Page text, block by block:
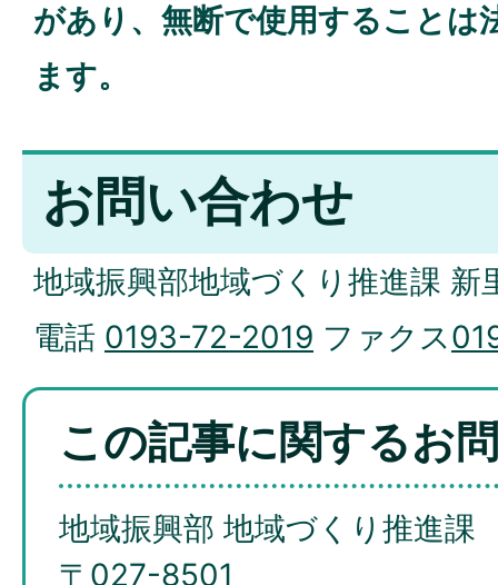
があり、無断で使用することは
ます。
お問い合わせ
地域振興部地域づくり推進課 新
電話 0193-72-2019 ファクス
この記事に関するお
地域振興部 地域づくり推進課
〒027-8501